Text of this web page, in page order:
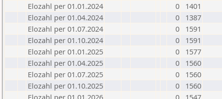
Elozahl per 01.01.2024
0
1401
Elozahl per 01.04.2024
0
1387
Elozahl per 01.07.2024
0
1591
Elozahl per 01.10.2024
0
1591
Elozahl per 01.01.2025
0
1577
Elozahl per 01.04.2025
0
1560
Elozahl per 01.07.2025
0
1560
Elozahl per 01.10.2025
0
1560
Elozahl per 01.01.2026
0
1547